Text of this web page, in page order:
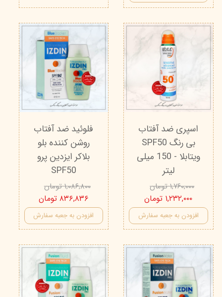
اسپری ضد آفتاب
بی‌ رنگ SPF50
ویتابلا - 150 میلی
لیتر
۱,۷۶۰,۰۰۰ تومان
۱,۲۳۲,۰۰۰ تومان
افزودن به جعبه سفارش
فلوئید ضد آفتاب
روشن کننده بلو
بلاکر ایزدین پرو
SPF50
۱,۰۸۶,۸۰۰ تومان
۸۳۶,۸۳۶ تومان
افزودن به جعبه سفارش